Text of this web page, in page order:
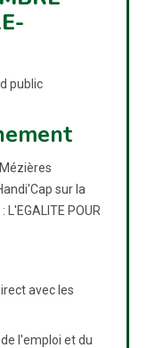
public
sur la
L'EGALITE POUR
avec les
l'emploi et du